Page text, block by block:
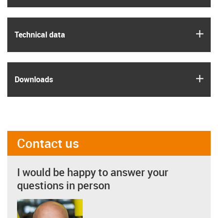
Technical data
Downloads
Contact us
I would be happy to answer your
questions in person